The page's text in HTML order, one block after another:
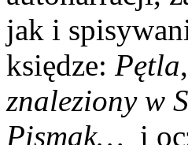
jak i
księdze: Pętla,
znaleziony w
Pismak… i